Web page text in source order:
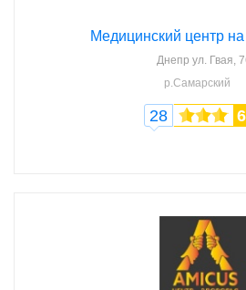
Медицинский центр
Днепр ул. Гвая,
р.Самарский
28